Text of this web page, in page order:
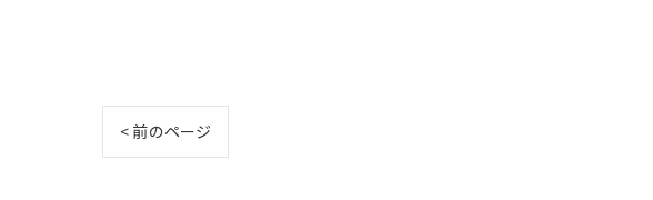
< 前のページ